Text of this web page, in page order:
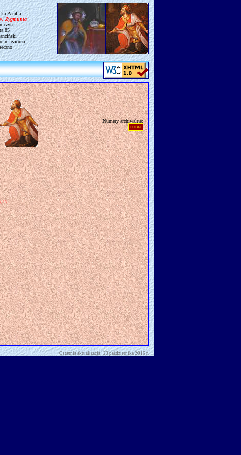
Parafia
Zygmunta
85
Jeziorna
13
Numery archiwalne:
tutaj
Ostatnia aktualizacja: 23 października 2016 r.